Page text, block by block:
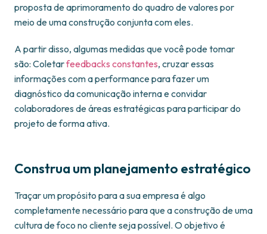
proposta de aprimoramento do quadro de valores por
meio de uma construção conjunta com eles.
A partir disso, algumas medidas que você pode tomar
são: Coletarfeedbacks constantes, cruzar essas
informações com a performance para fazer um
diagnóstico da comunicação interna e convidar
colaboradores de áreas estratégicas para participar do
projeto de forma ativa.
Construa um planejamento estratégico
Traçar um propósito para a sua empresa é algo
completamente necessário para que a construção de uma
cultura de foco no cliente seja possível. O objetivo é